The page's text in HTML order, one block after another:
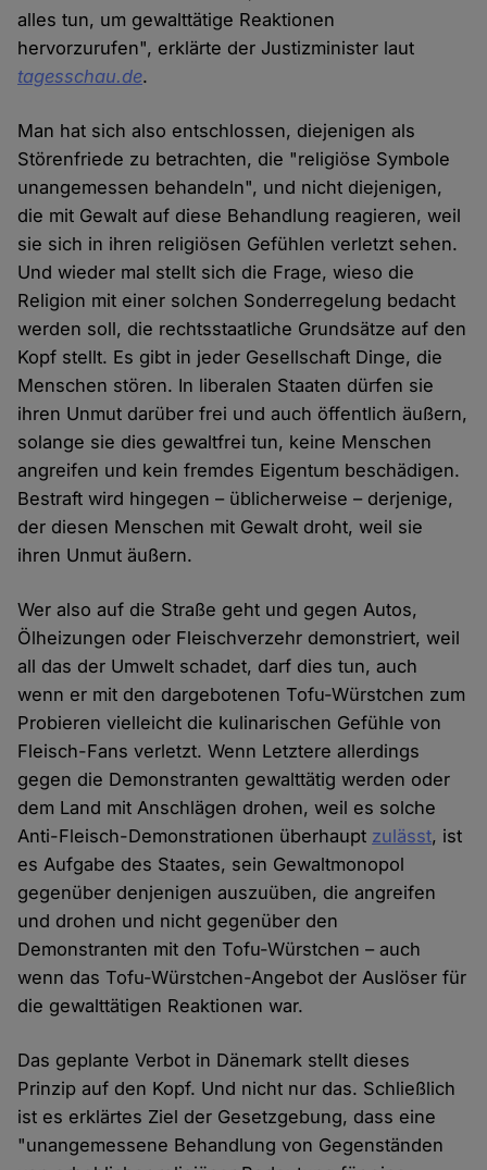
alles tun, um gewalttätige Reaktionen
hervorzurufen", erklärte der Justizminister laut
tagesschau.de.
Man hat sich also entschlossen, diejenigen als
Störenfriede zu betrachten, die "religiöse Symbole
unangemessen behandeln", und nicht diejenigen,
die mit Gewalt auf diese Behandlung reagieren, weil
sie sich in ihren religiösen Gefühlen verletzt sehen.
Und wieder mal stellt sich die Frage, wieso die
Religion mit einer solchen Sonderregelung bedacht
werden soll, die rechtsstaatliche Grundsätze auf den
Kopf stellt. Es gibt in jeder Gesellschaft Dinge, die
Menschen stören. In liberalen Staaten dürfen sie
ihren Unmut darüber frei und auch öffentlich äußern,
solange sie dies gewaltfrei tun, keine Menschen
angreifen und kein fremdes Eigentum beschädigen.
Bestraft wird hingegen – üblicherweise – derjenige,
der diesen Menschen mit Gewalt droht, weil sie
ihren Unmut äußern.
Wer also auf die Straße geht und gegen Autos,
Ölheizungen oder Fleischverzehr demonstriert, weil
all das der Umwelt schadet, darf dies tun, auch
wenn er mit den dargebotenen Tofu-Würstchen zum
Probieren vielleicht die kulinarischen Gefühle von
Fleisch-Fans verletzt. Wenn Letztere allerdings
gegen die Demonstranten gewalttätig werden oder
dem Land mit Anschlägen drohen, weil es solche
Anti-Fleisch-Demonstrationen überhaupt zulässt, ist
es Aufgabe des Staates, sein Gewaltmonopol
gegenüber denjenigen auszuüben, die angreifen
und drohen und nicht gegenüber den
Demonstranten mit den Tofu-Würstchen – auch
wenn das Tofu-Würstchen-Angebot der Auslöser für
die gewalttätigen Reaktionen war.
Das geplante Verbot in Dänemark stellt dieses
Prinzip auf den Kopf. Und nicht nur das. Schließlich
ist es erklärtes Ziel der Gesetzgebung, dass eine
"unangemessene Behandlung von Gegenständen